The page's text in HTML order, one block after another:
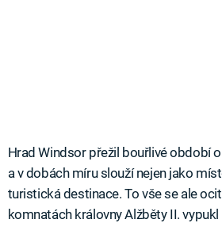
Hrad Windsor přežil bouřlivé období
a v dobách míru slouží nejen jako
turistická destinace. To vše se ale
komnatách královny Alžběty II. vypukl